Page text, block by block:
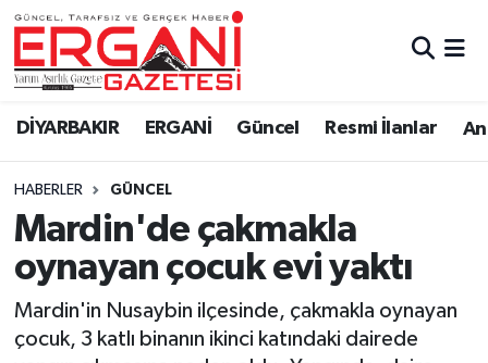
DİYARBAKIR ERGANİ Güncel Resmi İlanlar
HABERLER GÜNCEL
Mardin'de çakmakla
oynayan çocuk evi yaktı
Mardin'in Nusaybin ilçesinde, çakmakla oynayan
çocuk, 3 katlı binanın ikinci katındaki dairede
DİYARBAKIR
BİSMİL
BAĞLAR
ERGANİ
Güncel
Resmi İlanlar
Sağlık
Ergani Nöbetçi Eczaneler
Ergani Hava Durumu
Ergani Trafik Yoğunluk Haritası
Süper Lig Puan Durumu ve Fikstür
Tüm Manşetler
Son Dakika Haberleri